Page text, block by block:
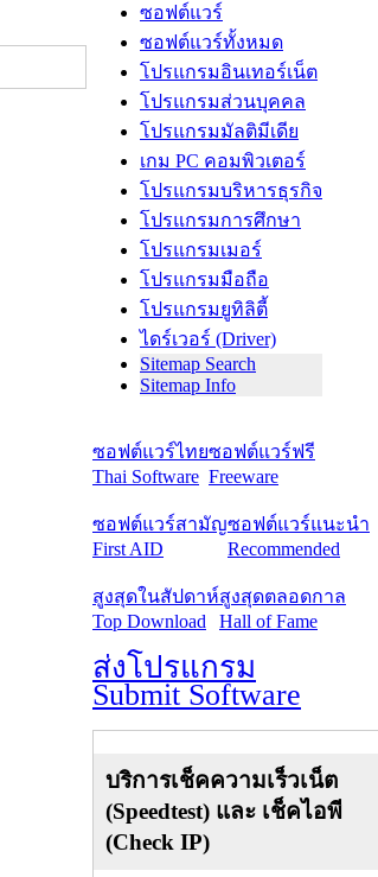
ซอฟต์แวร์
ซอฟต์แวร์ทั้งหมด
โปรแกรมอินเทอร์เน็ต
โปรแกรมส่วนบุคคล
โปรแกรมมัลติมีเดีย
เกม PC คอมพิวเตอร์
โปรแกรมบริหารธุรกิจ
โปรแกรมการศึกษา
โปรแกรมเมอร์
โปรแกรมมือถือ
โปรแกรมยูทิลิตี้
ไดร์เวอร์ (Driver)
Sitemap Search
Sitemap Info
ซอฟต์แวร์ไทย
Thai Software
ซอฟต์แวร์ฟรี
Freeware
ซอฟต์แวร์สามัญ
First AID
ซอฟต์แวร์แนะนำ
Recommended
สูงสุดในสัปดาห์
Top Download
สูงสุดตลอดกาล
Hall of Fame
ส่งโปรแกรม
Submit Software
บริการเช็คความเร็วเน็ต
(Speedtest) และ เช็คไอพี
(Check IP)